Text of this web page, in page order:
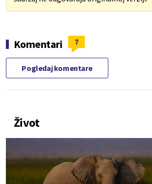
Komentari 7
Pogledaj komentare
Život